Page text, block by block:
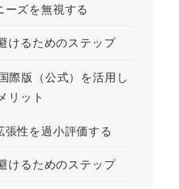
ーズを無視する
けるためのステップ
際版（公式）を活用し
リット
性を過小評価する
けるためのステップ